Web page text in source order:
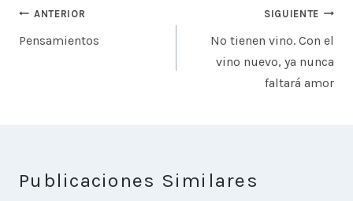
Navegación
de
ANTERIOR
Pensamientos
SIGUIENTE
No tienen vino. Con el
vino nuevo, ya nunca
faltará amor
Publicaciones Similares